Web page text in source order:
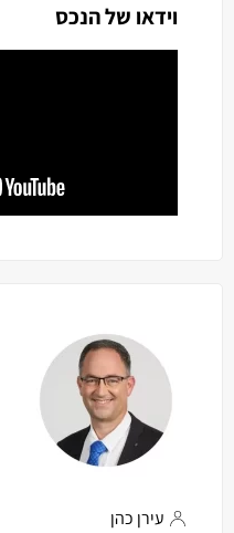
וידאו של הנכס
עירן כהן